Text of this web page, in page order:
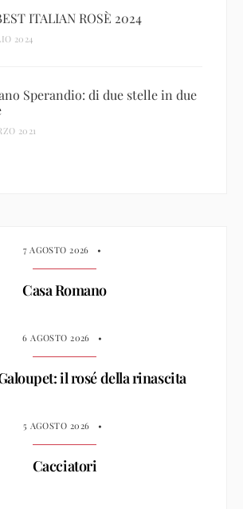
ITALIAN ROSÈ 2024
2024
Sperandio: di due stelle in due
2021
7 AGOSTO 2026 •
Casa Romano
6 AGOSTO 2026 •
il rosé della rinascita
5 AGOSTO 2026 •
Cacciatori